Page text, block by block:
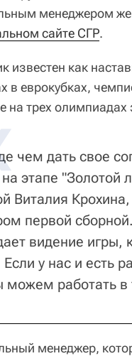
менеджером
сайте СГР.
известен как
в еврокубках,
на трех
чем дать свое
этапе "Золотой
Виталия
первой
видение игры,
у нас и есть
можем работать
менеджер,